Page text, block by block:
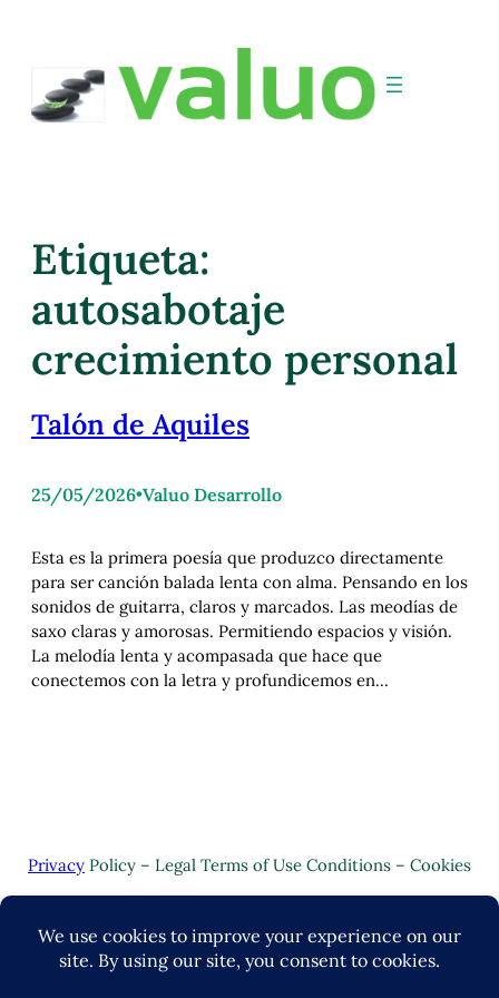
Etiqueta:
autosabotaje
crecimiento personal
Talón de Aquiles
25/05/2026•Valuo Desarrollo
Esta es la primera poesía que produzco directamente
para ser canción balada lenta con alma. Pensando en los
sonidos de guitarra, claros y marcados. Las meodías de
saxo claras y amorosas. Permitiendo espacios y visión.
La melodía lenta y acompasada que hace que
conectemos con la letra y profundicemos en…
Privacy Policy – Legal Terms of Use Conditions – Cookies